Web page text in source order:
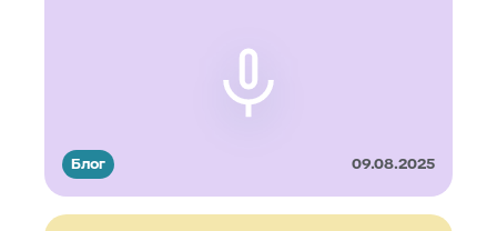
Блог 09.08.2025